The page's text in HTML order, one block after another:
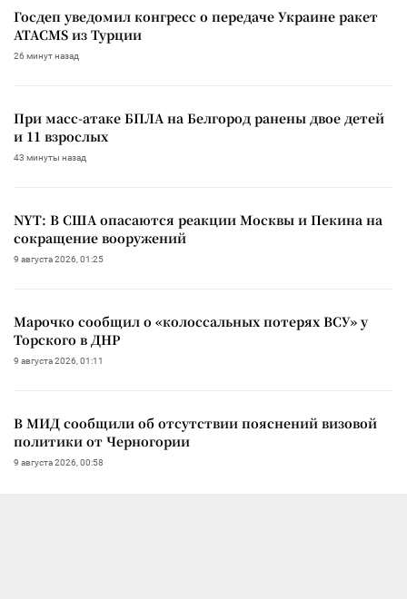
Госдеп уведомил конгресс о передаче Украине ракет
ATACMS из Турции
26 минут назад
При масс-атаке БПЛА на Белгород ранены двое детей
и 11 взрослых
43 минуты назад
NYT: В США опасаются реакции Москвы и Пекина на
сокращение вооружений
9 августа 2026, 01:25
Марочко сообщил о «колоссальных потерях ВСУ» у
Торского в ДНР
9 августа 2026, 01:11
В МИД сообщили об отсутствии пояснений визовой
политики от Черногории
9 августа 2026, 00:58